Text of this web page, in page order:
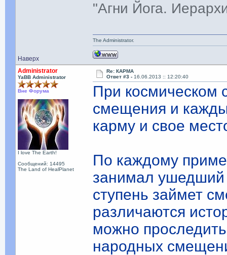
"Агни Йога.
Наверх
The Administrator.
Administrator
YaBB Administrator
Вне Форума
I love The Earth!
Сообщений: 14495
The Land of HealPlanet
Re: КАРМА
Ответ #3 - 16.06.2013 :: 12:20:40
При космическом
смещения и
карму и свое
По каждому
занимал ушедший
ступень займет
различаются
можно
народных